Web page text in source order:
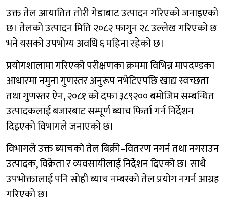
उक्त तेल आयातित तोरी गेडाबाट उत्पादन गरिएको जनाइएको
छ। तेलको उत्पादन मिति २०८२ फागुन २८ उल्लेख गरिएको छ
भने यसको उपभोग्य अवधि ६ महिना रहेको छ।
प्रयोगशालामा गरिएको परीक्षणका क्रममा विभिन्न मापदण्डका
आधारमा नमुना गुणस्तर अनुरूप नभेटिएपछि खाद्य स्वच्छता
तथा गुणस्तर ऐन, २०८१ को दफा ३८९२०० बमोजिम सम्बन्धित
उत्पादकलाई बजारबाट सम्पूर्ण ब्याच फिर्ता गर्न निर्देशन
दिइएको विभागले जनाएको छ।
विभागले उक्त ब्याचको तेल बिक्री–वितरण नगर्न तथा नगराउन
उत्पादक, विक्रेता र व्यवसायीलाई निर्देशन दिएको छ। साथै
उपभोक्तालाई पनि सोही ब्याच नम्बरको तेल प्रयोग नगर्न आग्रह
गरिएको छ।